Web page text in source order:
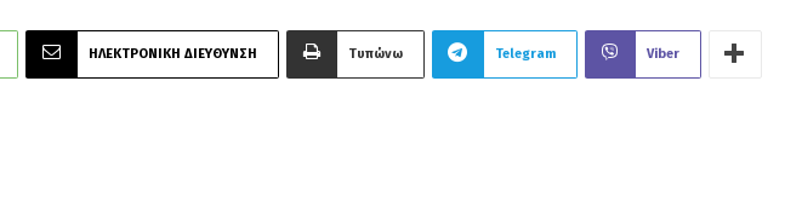
ΗΛΕΚΤΡΟΝΙΚΗ ΔΙΕΥΘΥΝΣΗ Τυπώνω Telegram Viber